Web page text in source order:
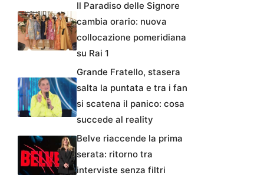
Il Paradiso delle Signore
cambia orario: nuova
collocazione pomeridiana
su Rai 1
Grande Fratello, stasera
salta la puntata e tra i fan
si scatena il panico: cosa
succede al reality
Belve riaccende la prima
serata: ritorno tra
interviste senza filtri